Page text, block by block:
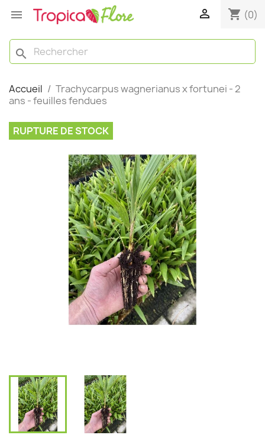
  shopping_cart (0)
search
Accueil
Trachycarpus wagnerianus x fortunei - 2
ans - feuilles fendues
RUPTURE DE STOCK